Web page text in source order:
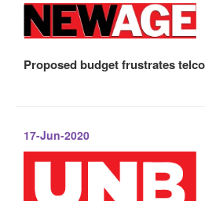
Proposed budget frustrates
17-Jun-2020